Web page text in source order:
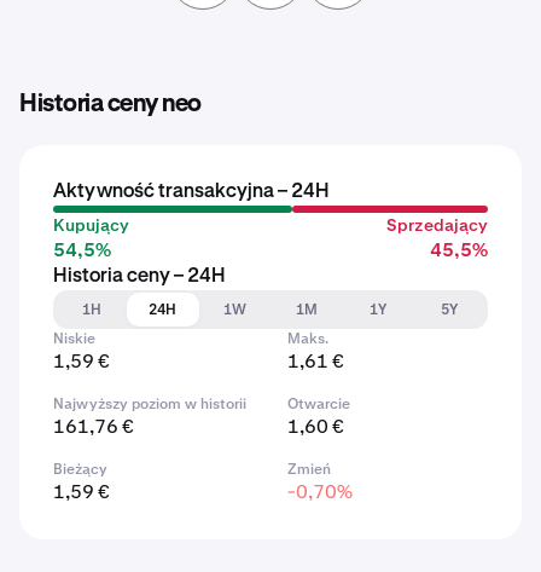
Historia ceny neo
Aktywność transakcyjna – 24H
Kupujący
54,5%
Sprzedający
45,5%
Historia ceny – 24H
1H
24H 1W 1M 1Y
5Y
Niskie
1,59 €
Maks.
1,61 €
Najwyższy poziom w historii
161,76 €
Otwarcie
1,60 €
Bieżący
1,59 €
Zmień
-0,70%